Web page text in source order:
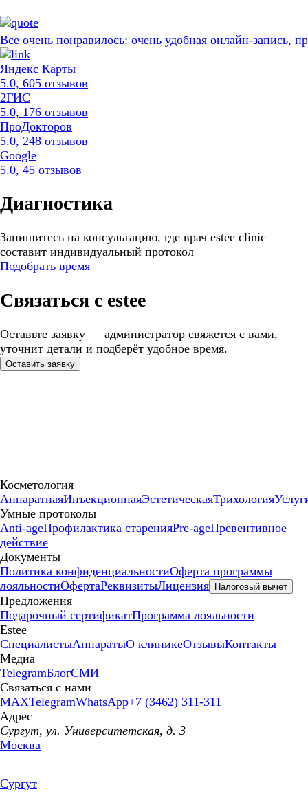
Все очень понравилось: очень удобная онлайн-
Яндекс Карты
5.0, 605 отзывов
2ГИС
5.0, 176 отзывов
ПроДокторов
5.0, 248 отзывов
Google
5.0, 45 отзывов
Диагностика
Запишитесь на консультацию, где врач estee clinic
составит индивидуальный протокол
Подобрать время
Связаться с estee
Оставьте заявку — администратор свяжется с вами,
уточнит детали и подберёт удобное время.
Оставить заявку
Косметология
АппаратнаяИнъекционнаяЭстетическаяТрихология
Умные протоколы
Anti-ageПрофилактика старенияPre-ageПревентивное
действие
Документы
Политика конфиденциальностиОферта программы
лояльностиОфертаРеквизитыЛицензия Налоговый вычет
Предложения
Подарочный сертификатПрограмма лояльности
Estee
СпециалистыАппаратыО клиникеОтзывыКонтакты
Медиа
TelegramБлогСМИ
Связаться с нами
MAXTelegramWhatsApp+7 (3462) 311-311
Адрес
Сургут, ул. Университетская, д. 3
Москва
Сургут